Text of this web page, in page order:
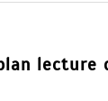
lecture